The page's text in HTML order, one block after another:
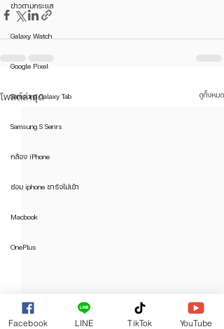
ข่าวตามกระแส
Galaxy Watch
Google Pixel
Samsung Galaxy Tab
Samsung S Serirs
กล้อง iPhone
ซ่อม iphone ชาร์จไม่เข้า
Macbook
OnePlus
โพสต์ล่าสุด ดูทั้งหมด
Facebook LINE TikTok YouTube